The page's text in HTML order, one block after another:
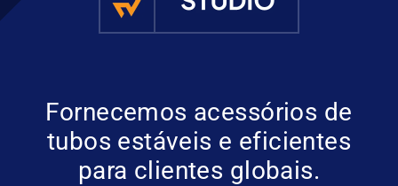
Fornecemos acessórios de
tubos estáveis e eficientes
para clientes globais.